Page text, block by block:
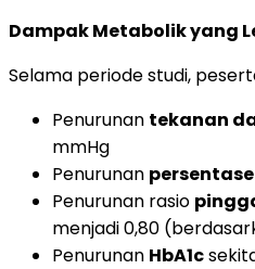
Dampak Metabolik yang
Selama periode studi,
Penurunan tekanan
mmHg
Penurunan
Penurunan rasio
menjadi 0,80
Penurunan HbA1c